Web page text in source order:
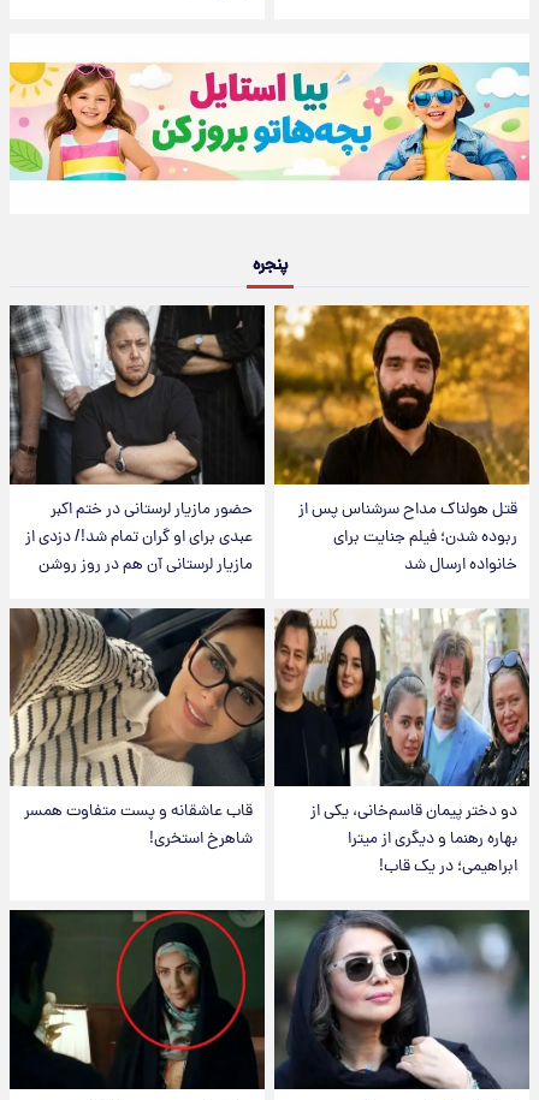
پنجره
قتل هولناک مداح سرشناس پس از
ربوده شدن؛ فیلم جنایت برای
خانواده ارسال شد
حضور مازیار لرستانی در ختم اکبر
عبدی برای او گران تمام شد!/ دزدی از
مازیار لرستانی آن هم در روز روشن
دو دختر پیمان قاسم‌خانی، یکی از
بهاره رهنما و دیگری از میترا
ابراهیمی؛ در یک قاب!
قاب عاشقانه و پست متفاوت همسر
شاهرخ استخری!